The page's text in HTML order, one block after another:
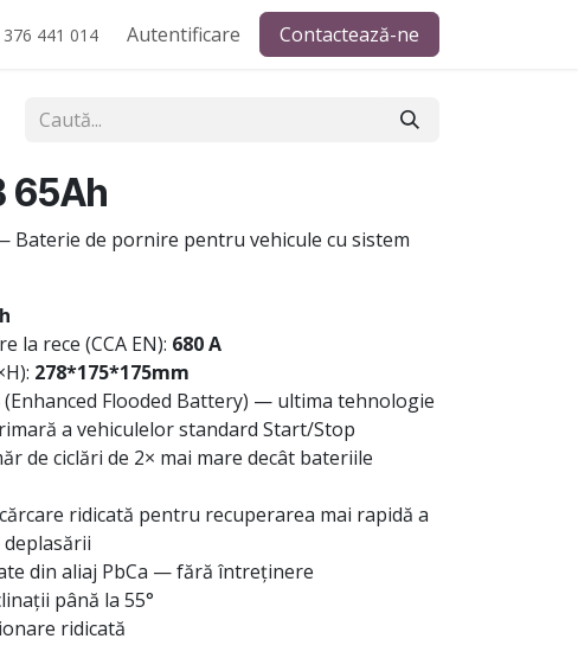
441 014 Autentificare Contactează-ne
65Ah
Baterie de pornire pentru vehicule cu sistem
la rece (CCA EN): 680 A
278*175*175mm
(Enhanced Flooded Battery) — ultima tehnologie
a vehiculelor standard Start/Stop
de ciclări de 2× mai mare decât bateriile
ridicată pentru recuperarea mai rapidă a
din aliaj PbCa — fără întreținere
până la 55°
ridicată